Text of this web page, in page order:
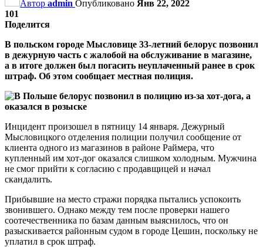
Автор admin Опубликовано Янв 22, 2022
101
Поделится
В польском городе Мысловице 33-летний белорус позвонил
в дежурную часть с жалобой на обслуживание в магазине,
а в итоге должен был погасить неуплаченный ранее в срок
штраф. Об этом сообщает местная полиция.
Инцидент произошел в пятницу 14 января. Дежурный
Мысловицкого отделения полиции получил сообщение от
клиента одного из магазинов в районе Раймера, что
купленный им хот-дог оказался слишком холодным. Мужчина
не смог прийти к согласию с продавщицей и начал
скандалить.
Прибывшие на место стражи порядка пытались успокоить
звонившего. Однако между тем после проверки нашего
соотечественника по базам данным выяснилось, что он
разыскивается районным судом в городе Цешин, поскольку не
уплатил в срок штраф.